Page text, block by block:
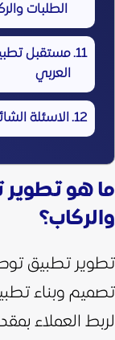
الطلبات
مستقبل
العربي
الاسئلة
ما هو تطوير
والركاب؟
تطوير تطبيق
تصميم وبناء
لربط العملاء